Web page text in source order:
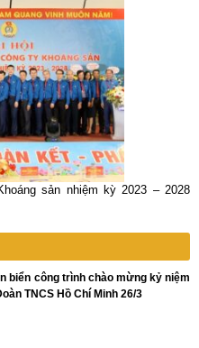
sản nhiệm kỳ 2023 – 2028
biển công trình chào mừng kỷ niệm
TNCS Hồ Chí Minh 26/3